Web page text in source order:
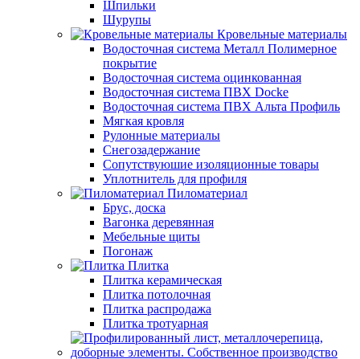
Шпильки
Шурупы
Кровельные материалы
Водосточная система Металл Полимерное
покрытие
Водосточная система оцинкованная
Водосточная система ПВХ Docke
Водосточная система ПВХ Альта Профиль
Мягкая кровля
Рулонные материалы
Снегозадержание
Сопутствуюшие изоляционные товары
Уплотнитель для профиля
Пиломатериал
Брус, доска
Вагонка деревянная
Мебельные щиты
Погонаж
Плитка
Плитка керамическая
Плитка потолочная
Плитка распродажа
Плитка тротуарная